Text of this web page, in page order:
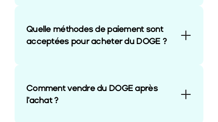
Quelle méthodes de paiement sont
acceptées pour acheter du DOGE ?
Comment vendre du DOGE après
l'achat ?